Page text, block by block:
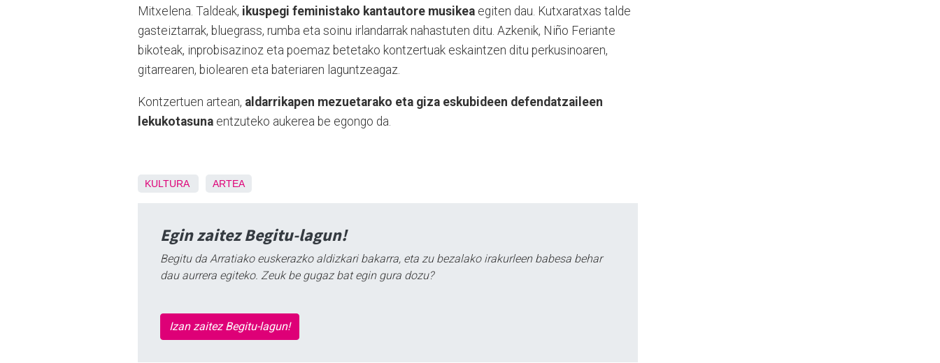
Mitxelena. Taldeak, ikuspegi feministako kantautore musikea egiten dau. Kutxaratxas talde
gasteiztarrak, bluegrass, rumba eta soinu irlandarrak nahastuten ditu. Azkenik, Niño Feriante
bikoteak, inprobisazinoz eta poemaz betetako kontzertuak eskaintzen ditu perkusinoaren,
gitarrearen, biolearen eta bateriaren laguntzeagaz.
Kontzertuen artean, aldarrikapen mezuetarako eta giza eskubideen defendatzaileen
lekukotasuna entzuteko aukerea be egongo da.
KULTURA ARTEA
Egin zaitez Begitu-lagun!
Begitu da Arratiako euskerazko aldizkari bakarra, eta zu bezalako irakurleen babesa behar
dau aurrera egiteko. Zeuk be gugaz bat egin gura dozu?
Izan zaitez Begitu-lagun!